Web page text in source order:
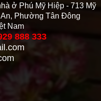
ở Phú Mỹ Hiệp - 713 Mỹ
Phường Tân Đông
Nam
888 333